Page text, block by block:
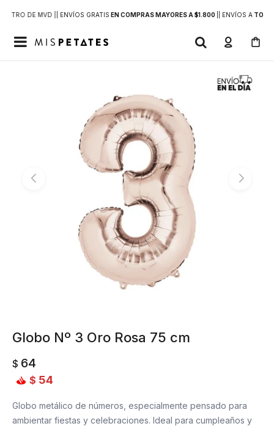
DE MVD | | ENVÍOS GRATIS EN COMPRAS MAYORES A $1.800 | ENVÍOS ATODO

Globo Nº 3 Oro Rosa 75 cm
$ 64
$ 54
Globo metálico de números, especialmente pensado para
ambientar fiestas y celebraciones. Ideal para cumpleaños y